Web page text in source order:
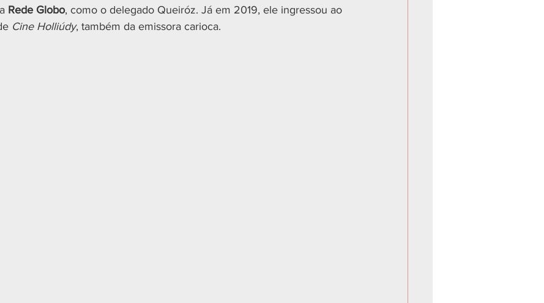
Rede Globo, como o delegado Queiróz. Já em 2019, ele ingressou ao
Cine Holliúdy, também da emissora carioca.